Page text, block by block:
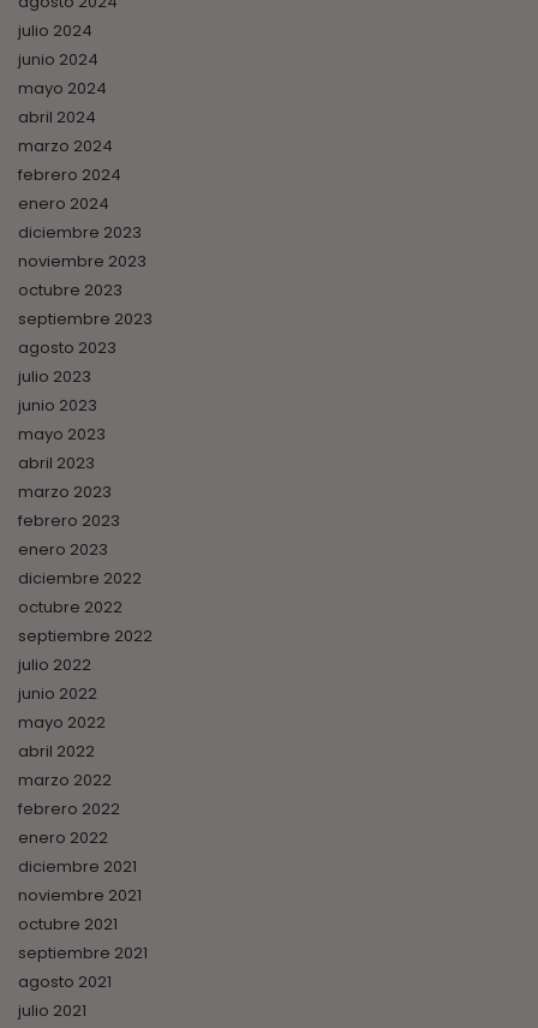
julio 2024
junio 2024
mayo 2024
abril 2024
marzo 2024
febrero 2024
enero 2024
diciembre 2023
noviembre 2023
octubre 2023
septiembre 2023
agosto 2023
julio 2023
junio 2023
mayo 2023
abril 2023
marzo 2023
febrero 2023
enero 2023
diciembre 2022
octubre 2022
septiembre 2022
julio 2022
junio 2022
mayo 2022
abril 2022
marzo 2022
febrero 2022
enero 2022
diciembre 2021
noviembre 2021
octubre 2021
septiembre 2021
agosto 2021
julio 2021